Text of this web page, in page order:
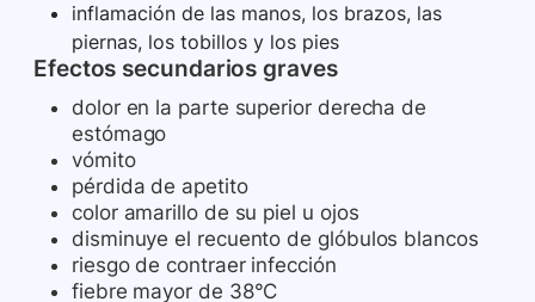
inflamación de las manos, los brazos, las
piernas, los tobillos y los pies
Efectos secundarios graves
dolor en la parte superior derecha de
estómago
vómito
pérdida de apetito
color amarillo de su piel u ojos
disminuye el recuento de glóbulos blancos
riesgo de contraer infección
fiebre mayor de 38°C